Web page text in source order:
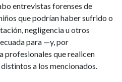
entrevistas forenses de
que podrían haber sufrido o
negligencia u otros
para —y, por
profesionales que realicen
a los mencionados.